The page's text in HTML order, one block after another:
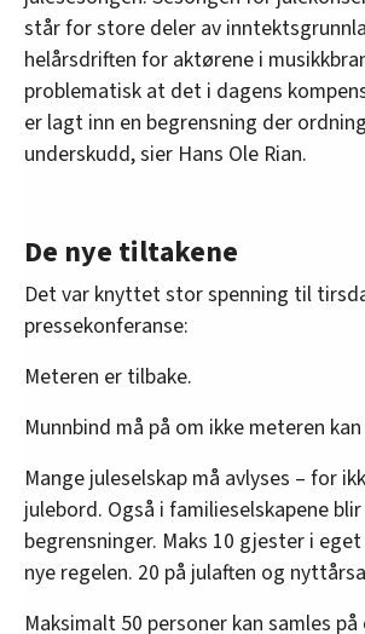
står for store deler av
helårsdriften for aktørene i
problematisk at det i dagens
er lagt inn en begrensning der
underskudd, sier Hans Ole Rian.
De nye tiltakene
Det var knyttet stor spenning til
pressekonferanse:
Meteren er tilbake.
Munnbind må på om ikke meteren
Mange juleselskap må avlyses – for
julebord. Også i familieselskapene
begrensninger. Maks 10 gjester i
nye regelen. 20 på julaften og
Maksimalt 50 personer kan samles